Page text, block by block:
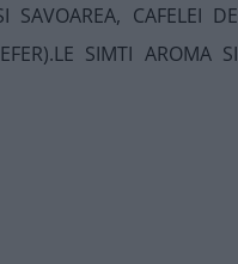
CAFELEI DE
SIMTI AROMA SI